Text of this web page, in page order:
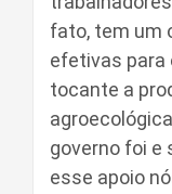
fato, tem um
efetivas para
tocante a
governo foi e
esse apoio